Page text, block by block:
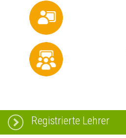
Registrierte Lehrer